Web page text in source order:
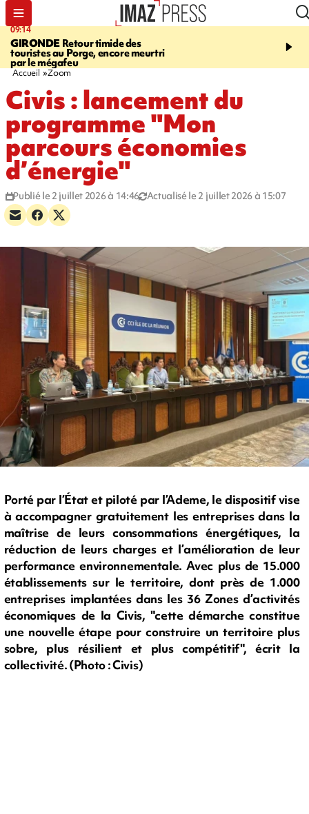
09:14
GIRONDE Retour timide des
touristes au Porge, encore meurtri
par le mégafeu
13:09
Des
font cinq morts en
Accueil Zoom
Civis : lancement du
programme "Mon
parcours économies
d’énergie"
Publié le 2 juillet 2026 à 14:46 Actualisé le 2 juillet 2026 à 15:07
Porté par l’État et piloté par l’Ademe, le dispositif vise
à accompagner gratuitement les entreprises dans la
maîtrise de leurs consommations énergétiques, la
réduction de leurs charges et l’amélioration de leur
performance environnementale. Avec plus de 15.000
établissements sur le territoire, dont près de 1.000
entreprises implantées dans les 36 Zones d’activités
économiques de la Civis, "cette démarche constitue
une nouvelle étape pour construire un territoire plus
sobre, plus résilient et plus compétitif", écrit la
collectivité. (Photo : Civis)